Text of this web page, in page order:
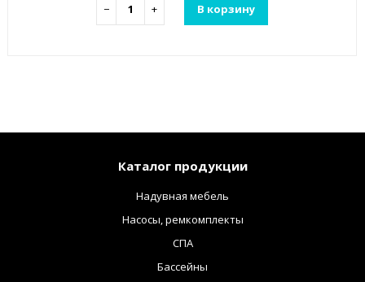
− + В корзину
Каталог продукции
Надувная мебель
Насосы, ремкомплекты
СПА
Бассейны